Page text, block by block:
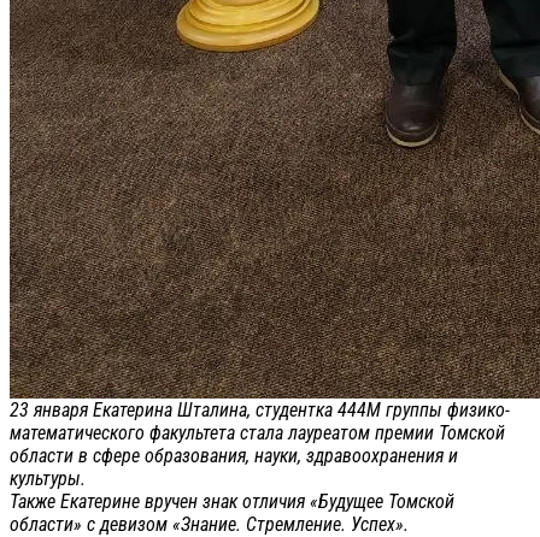
23 января Екатерина Шталина, студентка 444М группы физико-
математического факультета стала лауреатом премии Томской
области в сфере образования, науки, здравоохранения и
культуры.
Также Екатерине вручен знак отличия «Будущее Томской
области» с девизом «Знание. Стремление. Успех».